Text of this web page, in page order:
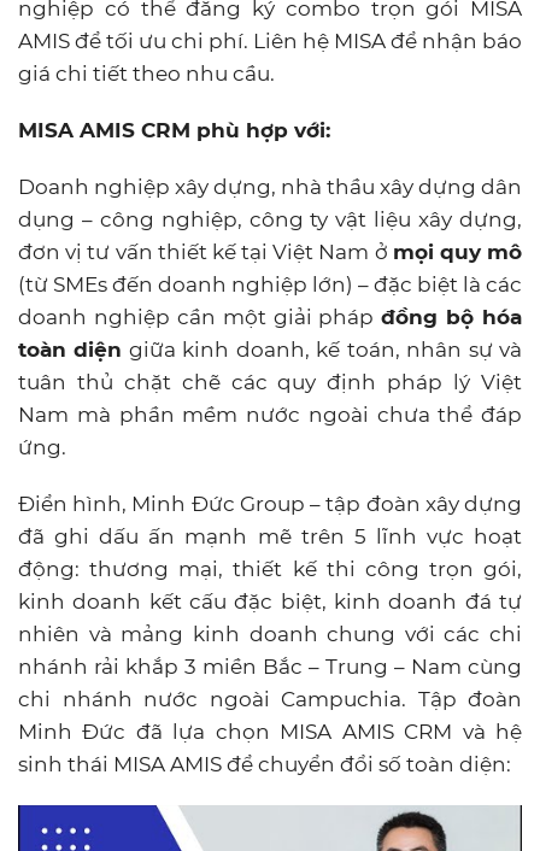
nghiệp có thể đăng ký combo trọn gói MISA
AMIS để tối ưu chi phí. Liên hệ MISA để nhận báo
giá chi tiết theo nhu cầu.
MISA AMIS CRM phù hợp với:
Doanh nghiệp xây dựng, nhà thầu xây dựng dân
dụng – công nghiệp, công ty vật liệu xây dựng,
đơn vị tư vấn thiết kế tại Việt Nam ở mọi quy mô
(từ SMEs đến doanh nghiệp lớn) – đặc biệt là các
doanh nghiệp cần một giải phápđồng bộ hóa
toàn diện giữa kinh doanh, kế toán, nhân sự và
tuân thủ chặt chẽ các quy định pháp lý Việt
Nam mà phần mềm nước ngoài chưa thể đáp
ứng.
Điển hình, Minh Đức Group – tập đoàn xây dựng
đã ghi dấu ấn mạnh mẽ trên 5 lĩnh vực hoạt
động: thương mại, thiết kế thi công trọn gói,
kinh doanh kết cấu đặc biệt, kinh doanh đá tự
nhiên và mảng kinh doanh chung với các chi
nhánh rải khắp 3 miền Bắc – Trung – Nam cùng
chi nhánh nước ngoài Campuchia. Tập đoàn
Minh Đức đã lựa chọn MISA AMIS CRM và hệ
sinh thái MISA AMIS để chuyển đổi số toàn diện: